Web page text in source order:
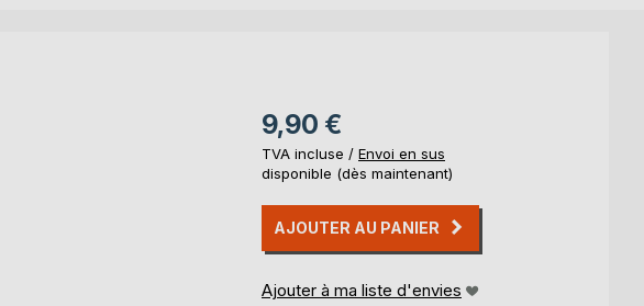
9,90 €
TVA incluse / Envoi en sus
disponible (dès maintenant)
AJOUTER AU PANIER
Ajouter à ma liste d'envies